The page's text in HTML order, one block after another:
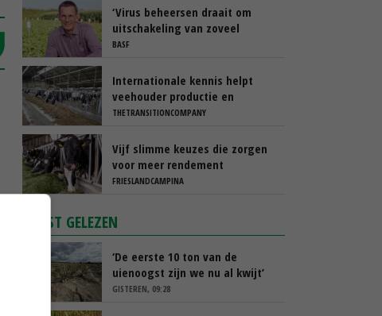
‘Virus beheersen draait om
uitschakeling van zoveel
mogelijk risico’s’
BASF
Internationale kennis helpt
veehouder productie en
rantsoen te optimaliseren
THETRANSITIONCOMPANY
Vijf slimme keuzes die zorgen
voor meer rendement
FRIESLANDCAMPINA
MEEST GELEZEN
‘De eerste 10 ton van de
uienoogst zijn we nu al kwijt’
GISTEREN, 09:28